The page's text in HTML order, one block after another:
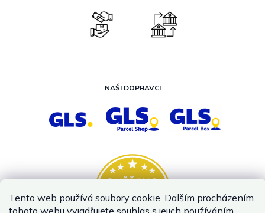
Tento web používá soubory cookie. Dalším procházením
tohoto webu vyjadřujete souhlas s jejich používáním..
NAŠI DOPRAVCI